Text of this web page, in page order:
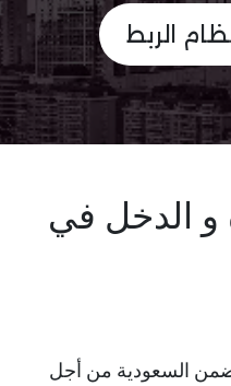
الربط
و الدخل في
السعودية من أجل